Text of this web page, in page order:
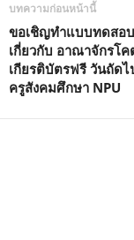
บทความก่อนหน้านี้
ขอเชิญทำแบบทดสอ
เกี่ยวกับ อาณาจักรโค
เกียรติบัตรฟรี วันถัดไ
ครูสังคมศึกษา NPU